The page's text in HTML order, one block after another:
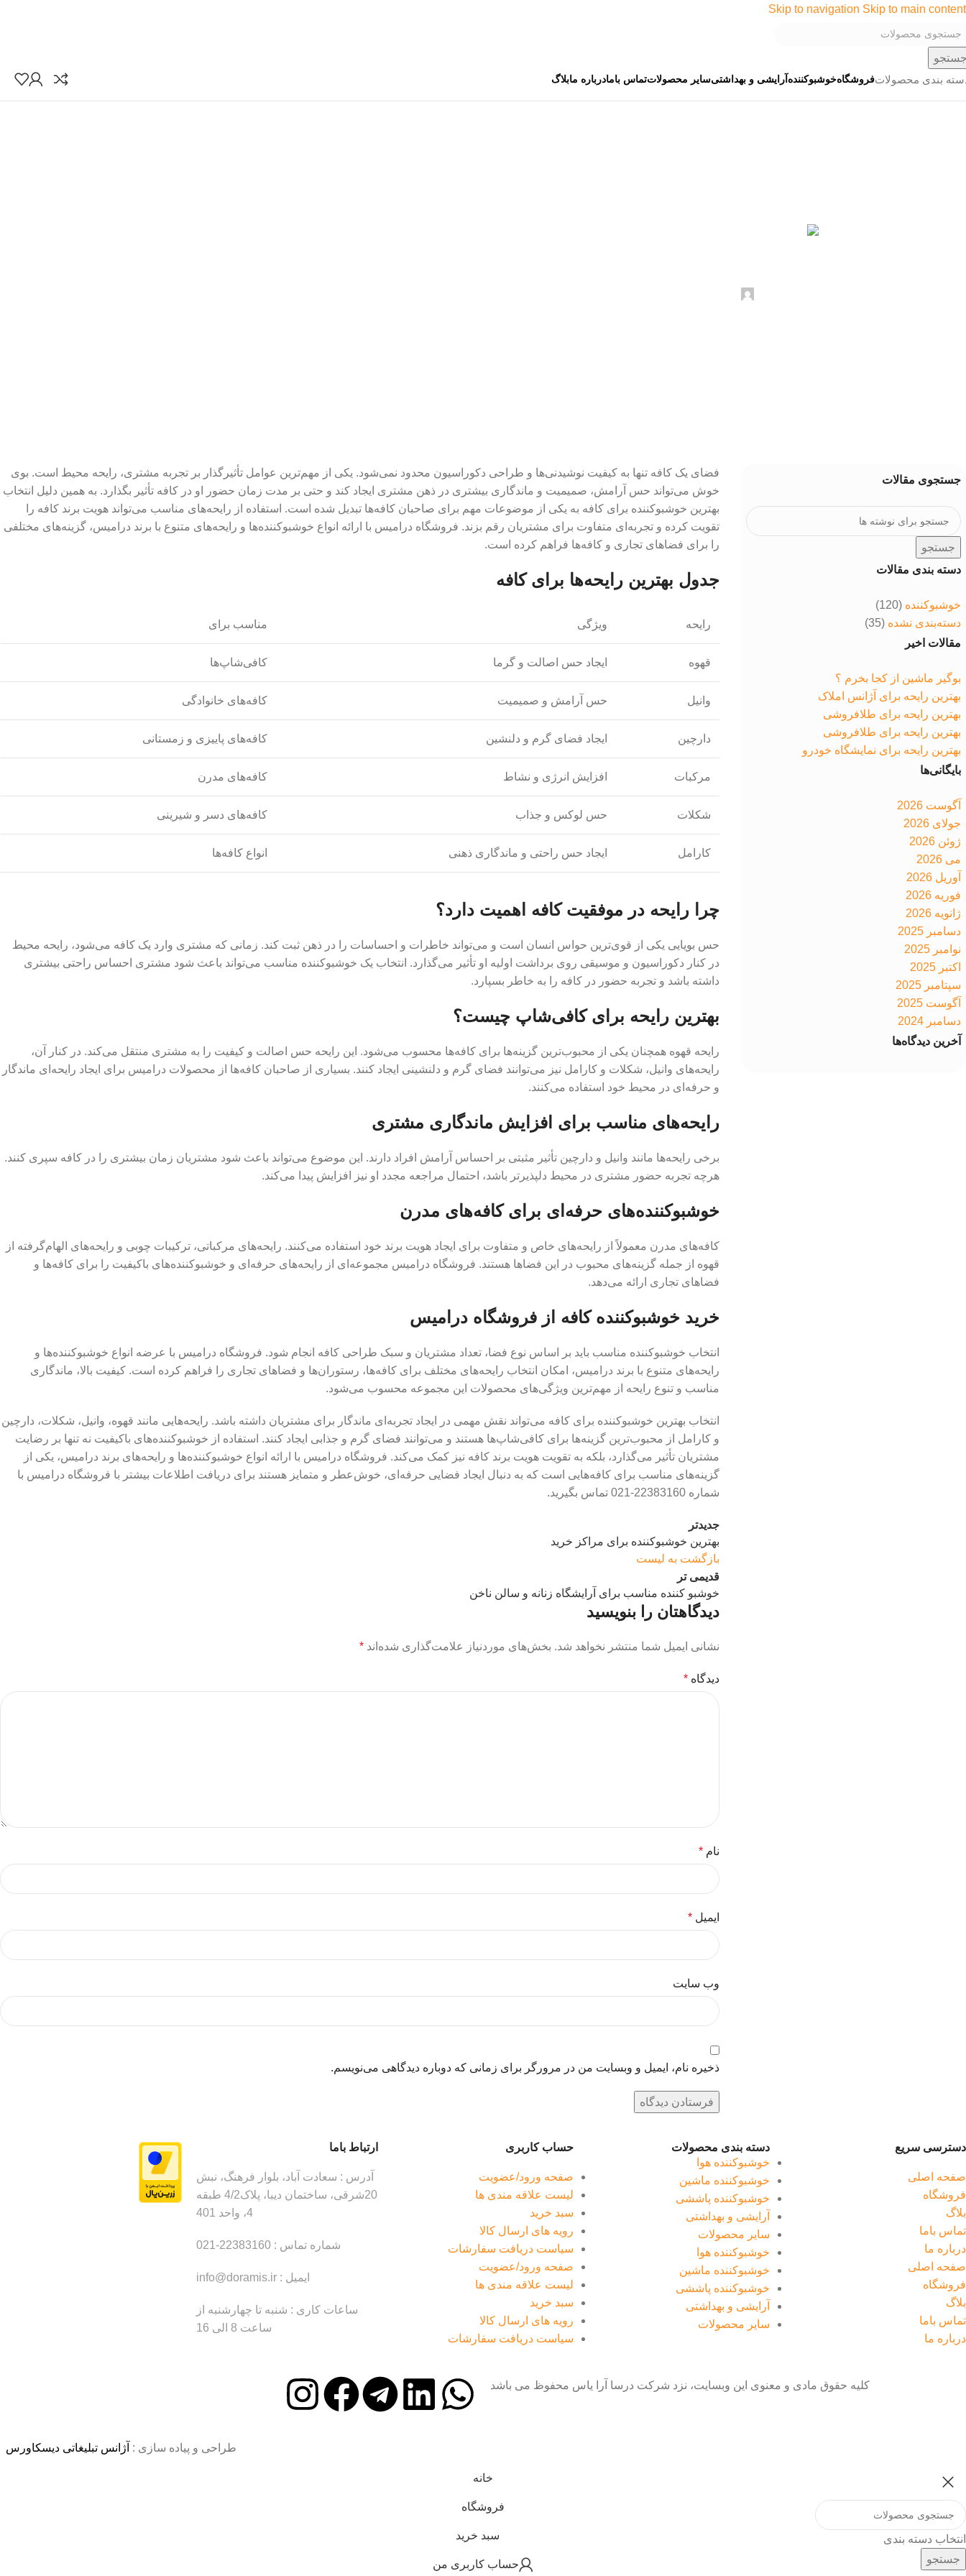
Skip to navigation Skip to main content
بندی محصولاتفروشگاهخوشبوکنندهآرایشی و بهداشتیسایر محصولاتتماس بامادرباره مابلاگ
خوشبوکننده
جستجوی مقالات
جستجو
دسته بندی مقالات
خوشبوکننده (120)
دسته‌بندی نشده (35)
مقالات اخیر
بوگیر ماشین از کجا بخرم ؟
بهترین رایحه برای آژانس املاک
بهترین رایحه برای طلافروشی
بهترین رایحه برای طلافروشی
بهترین رایحه برای نمایشگاه خودرو
بایگانی‌ها
آگوست 2026
جولای 2026
ژوئن 2026
می 2026
آوریل 2026
فوریه 2026
ژانویه 2026
دسامبر 2025
نوامبر 2025
اکتبر 2025
سپتامبر 2025
آگوست 2025
دسامبر 2024
آخرین دیدگاه‌ها
فضای یک کافه تنها به کیفیت نوشیدنی‌ها و طراحی دکوراسیون محدود نمی‌شود. یکی از مهم‌ترین عوامل تأثیرگذار بر تجربه مشتری، رایحه محیط است. بوی
خوش می‌تواند حس آرامش، صمیمیت و ماندگاری بیشتری در ذهن مشتری ایجاد کند و حتی بر مدت زمان حضور او در کافه تأثیر بگذارد. به همین دلیل انتخاب
بهترین خوشبوکننده برای کافه به یکی از موضوعات مهم برای صاحبان کافه‌ها تبدیل شده است. استفاده از رایحه‌های مناسب می‌تواند هویت برند کافه را
تقویت کرده و تجربه‌ای متفاوت برای مشتریان رقم بزند. فروشگاه درامیس با ارائه انواع خوشبوکننده‌ها و رایحه‌های متنوع با برند درامیس، گزینه‌های مختلفی
را برای فضاهای تجاری و کافه‌ها فراهم کرده است.
جدول بهترین رایحه‌ها برای کافه
رایحه ویژگی مناسب برای
قهوه ایجاد حس اصالت و گرما کافی‌شاپ‌ها
وانیل حس آرامش و صمیمیت کافه‌های خانوادگی
دارچین ایجاد فضای گرم و دلنشین کافه‌های پاییزی و زمستانی
مرکبات افزایش انرژی و نشاط کافه‌های مدرن
شکلات حس لوکس و جذاب کافه‌های دسر و شیرینی
کارامل ایجاد حس راحتی و ماندگاری ذهنی انواع کافه‌ها
چرا رایحه در موفقیت کافه اهمیت دارد؟
حس بویایی یکی از قوی‌ترین حواس انسان است و می‌تواند خاطرات و احساسات را در ذهن ثبت کند. زمانی که مشتری وارد یک کافه می‌شود، رایحه محیط
در کنار دکوراسیون و موسیقی روی برداشت اولیه او تأثیر می‌گذارد. انتخاب یک خوشبوکننده مناسب می‌تواند باعث شود مشتری احساس راحتی بیشتری
داشته باشد و تجربه حضور در کافه را به خاطر بسپارد.
بهترین رایحه برای کافی‌شاپ چیست؟
رایحه قهوه همچنان یکی از محبوب‌ترین گزینه‌ها برای کافه‌ها محسوب می‌شود. این رایحه حس اصالت و کیفیت را به مشتری منتقل می‌کند. در کنار آن،
رایحه‌های وانیل، شکلات و کارامل نیز می‌توانند فضای گرم و دلنشینی ایجاد کنند. بسیاری از صاحبان کافه‌ها از محصولات درامیس برای ایجاد رایحه‌ای ماندگار
و حرفه‌ای در محیط خود استفاده می‌کنند.
رایحه‌های مناسب برای افزایش ماندگاری مشتری
برخی رایحه‌ها مانند وانیل و دارچین تأثیر مثبتی بر احساس آرامش افراد دارند. این موضوع می‌تواند باعث شود مشتریان زمان بیشتری را در کافه سپری کنند.
هرچه تجربه حضور مشتری در محیط دلپذیرتر باشد، احتمال مراجعه مجدد او نیز افزایش پیدا می‌کند.
خوشبوکننده‌های حرفه‌ای برای کافه‌های مدرن
کافه‌های مدرن معمولاً از رایحه‌های خاص و متفاوت برای ایجاد هویت برند خود استفاده می‌کنند. رایحه‌های مرکباتی، ترکیبات چوبی و رایحه‌های الهام‌گرفته از
قهوه از جمله گزینه‌های محبوب در این فضاها هستند. فروشگاه درامیس مجموعه‌ای از رایحه‌های حرفه‌ای و خوشبوکننده‌های باکیفیت را برای کافه‌ها و
فضاهای تجاری ارائه می‌دهد.
خرید خوشبوکننده کافه از فروشگاه درامیس
انتخاب خوشبوکننده مناسب باید بر اساس نوع فضا، تعداد مشتریان و سبک طراحی کافه انجام شود. فروشگاه درامیس با عرضه انواع خوشبوکننده‌ها و
رایحه‌های متنوع با برند درامیس، امکان انتخاب رایحه‌های مختلف برای کافه‌ها، رستوران‌ها و فضاهای تجاری را فراهم کرده است. کیفیت بالا، ماندگاری
مناسب و تنوع رایحه از مهم‌ترین ویژگی‌های محصولات این مجموعه محسوب می‌شود.
انتخاب بهترین خوشبوکننده برای کافه می‌تواند نقش مهمی در ایجاد تجربه‌ای ماندگار برای مشتریان داشته باشد. رایحه‌هایی مانند قهوه، وانیل، شکلات، دارچین
و کارامل از محبوب‌ترین گزینه‌ها برای کافی‌شاپ‌ها هستند و می‌توانند فضای گرم و جذابی ایجاد کنند. استفاده از خوشبوکننده‌های باکیفیت نه تنها بر رضایت
مشتریان تأثیر می‌گذارد، بلکه به تقویت هویت برند کافه نیز کمک می‌کند. فروشگاه درامیس با ارائه انواع خوشبوکننده‌ها و رایحه‌های برند درامیس، یکی از
گزینه‌های مناسب برای کافه‌هایی است که به دنبال ایجاد فضایی حرفه‌ای، خوش‌عطر و متمایز هستند برای دریافت اطلاعات بیشتر با فروشگاه درامیس با
شماره 22383160-021 تماس بگیرید.
جدیدتر
بهترین خوشبوکننده برای مراکز خرید
بازگشت به لیست
قدیمی تر
خوشبو کننده مناسب برای آرایشگاه زنانه و سالن ناخن
دیدگاهتان را بنویسید
نشانی ایمیل شما منتشر نخواهد شد. بخش‌های موردنیاز علامت‌گذاری شده‌اند*
دیدگاه*
نام*
ایمیل*
وب‌ سایت
ذخیره نام، ایمیل و وبسایت من در مرورگر برای زمانی که دوباره دیدگاهی می‌نویسم.
دسترسی سریع
صفحه اصلی
فروشگاه
بلاگ
تماس باما
درباره ما
صفحه اصلی
فروشگاه
بلاگ
تماس باما
درباره ما
دسته بندی محصولات
خوشبوکننده هوا
خوشبوکننده ماشین
خوشبوکننده پاششی
آرایشی و بهداشتی
سایر محصولات
خوشبوکننده هوا
خوشبوکننده ماشین
خوشبوکننده پاششی
آرایشی و بهداشتی
سایر محصولات
حساب کاربری
صفحه ورود/عضویت
لیست علاقه مندی ها
سبد خرید
رویه های ارسال کالا
سیاست دریافت سفارشات
صفحه ورود/عضویت
لیست علاقه مندی ها
سبد خرید
رویه های ارسال کالا
سیاست دریافت سفارشات
ارتباط باما
آدرس : سعادت آباد، بلوار فرهنگ، نبش
20شرقی، ساختمان دیبا، پلاک4/2 طبقه
4، واحد 401
شماره تماس : 22383160-021
ایمیل : info@doramis.ir
ساعات کاری : شنبه تا چهارشنبه از
ساعت 8 الی 16
کلیه حقوق مادی و معنوی این وبسایت، نزد شرکت درسا آرا یاس محفوظ می باشد
طراحی و پیاده سازی : آژانس تبلیغاتی دیسکاورس
انتخاب دسته بندی
جستجو
خانه
فروشگاه
سبد خرید
حساب کاربری من